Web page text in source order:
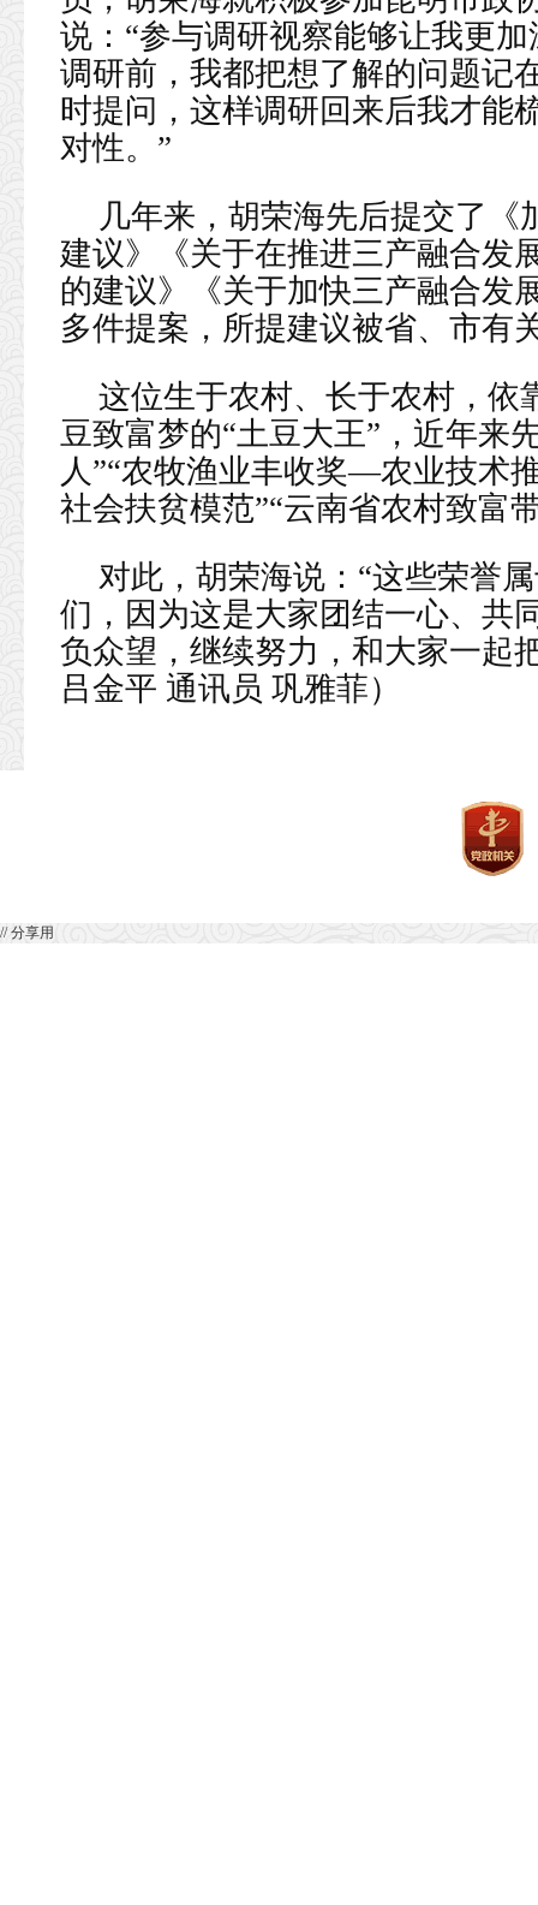
说：“参与调研视察能够让我更
调研前，我都把想了解的问题记
时提问，这样调研回来后我才能
对性。”
几年来，胡荣海先后提交了
建议》《关于在推进三产融合发
的建议》《关于加快三产融合发
多件提案，所提建议被省、市有
这位生于农村、长于农村，依
豆致富梦的“土豆大王”，近年来
人”“农牧渔业丰收奖—农业技术
社会扶贫模范”“云南省农村致富
对此，胡荣海说：“这些荣誉
们，因为这是大家团结一心、共
负众望，继续努力，和大家一起
吕金平 通讯员 巩雅菲）
// 分享用